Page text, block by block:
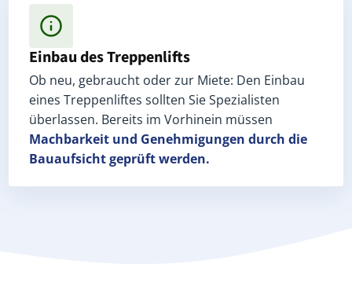
Einbau des Treppenlifts
Ob neu, gebraucht oder zur Miete: Den Einbau
eines Treppenliftes sollten Sie Spezialisten
überlassen. Bereits im Vorhinein müssen
Machbarkeit und Genehmigungen durch die
Bauaufsicht geprüft werden.